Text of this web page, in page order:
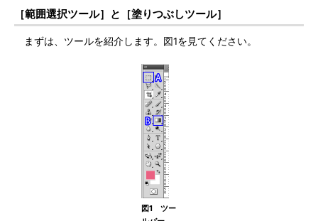
［範囲選択ツール］と［塗りつぶしツール］
まずは、ツールを紹介します。図1を見てください。
図1 ツー